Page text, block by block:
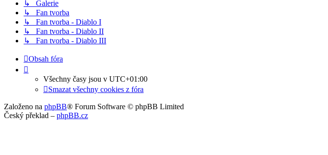
↳ Galerie
↳ Fan tvorba
↳ Fan tvorba - Diablo I
↳ Fan tvorba - Diablo II
↳ Fan tvorba - Diablo III
Obsah fóra
Všechny časy jsou v UTC+01:00
Smazat všechny cookies z fóra
Založeno na phpBB® Forum Software © phpBB Limited
Český překlad – phpBB.cz